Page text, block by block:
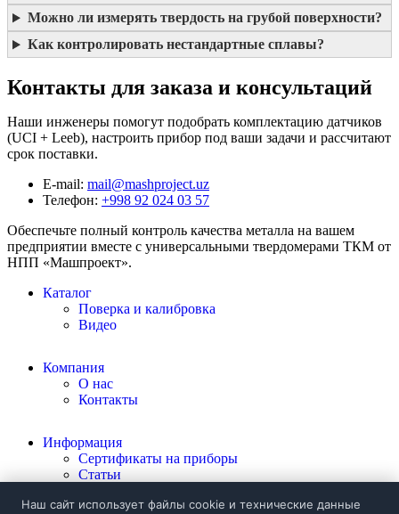
Можно ли измерять твердость на грубой поверхности?
Как контролировать нестандартные сплавы?
Контакты для заказа и консультаций
Наши инженеры помогут подобрать комплектацию датчиков
(UCI + Leeb), настроить прибор под ваши задачи и рассчитают
срок поставки.
E-mail: mail@mashproject.uz
Телефон: +998 92 024 03 57
Обеспечьте полный контроль качества металла на вашем
предприятии вместе с универсальными твердомерами ТКМ от
НПП «Машпроект».
Каталог
Поверка и калибровка
Видео
Компания
О нас
Контакты
Информация
Сертификаты на приборы
Статьи
Наш сайт использует файлы cookie и технические данные